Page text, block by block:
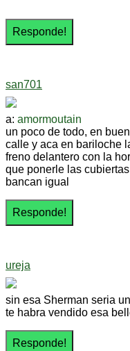
san701
a: amormoutain
un poco de todo, en
calle y aca en bariloche
freno delantero con la
que ponerle las
bancan igual
ureja
sin esa Sherman seria
te habra vendido esa